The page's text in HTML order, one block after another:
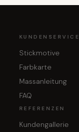
KUNDENSERVICE
Stickmotive
Farbkarte
Massanleitung
FAQ
REFERENZEN
Kundengallerie